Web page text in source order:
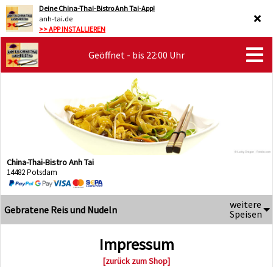
Deine China-Thai-Bistro Anh Tai-App!
anh-tai.de
>> APP INSTALLIEREN
Geöffnet - bis 22:00 Uhr
China-Thai-Bistro Anh Tai
14482 Potsdam
Gebratene Reis und Nudeln
weitere
Speisen
Impressum
[zurück zum Shop]